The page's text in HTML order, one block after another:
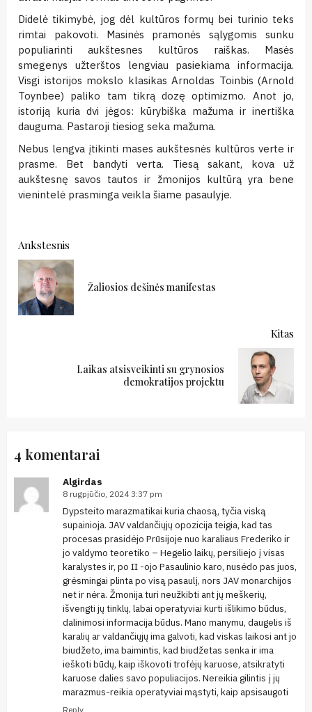
Didelė tikimybė, jog dėl kultūros formų bei turinio teks
rimtai pakovoti. Masinės pramonės sąlygomis sunku
populiarinti aukštesnes kultūros raiškas. Masės
smegenys užterštos lengviau pasiekiama informacija.
Visgi istorijos mokslo klasikas Arnoldas Toinbis (Arnold
Toynbee) paliko tam tikrą dozę optimizmo. Anot jo,
istoriją kuria dvi jėgos: kūrybiška mažuma ir inertiška
dauguma. Pastaroji tiesiog seka mažuma.
Nebus lengva įtikinti mases aukštesnės kultūros verte ir
prasme. Bet bandyti verta. Tiesą sakant, kova už
aukštesnę savos tautos ir žmonijos kultūrą yra bene
vienintelė prasminga veikla šiame pasaulyje.
Continue
Reading
Ankstesnis
Žaliosios dešinės manifestas
Kitas
Laikas atsisveikinti su grynosios
demokratijos projektu
4 komentarai
Algirdas
8 rugpjūčio, 2024 3:37 pm
Dypsteito marazmatikai kuria chaosą, tyčia viską
supainioja. JAV valdančiųjų opozicija teigia, kad tas
procesas prasidėjo Prūsijoje nuo karaliaus Frederiko ir
jo valdymo teoretiko – Hegelio laikų, persiliejo į visas
karalystes ir, po II -ojo Pasaulinio karo, nusėdo pas juos,
grėsmingai plinta po visą pasaulį, nors JAV monarchijos
net ir nėra. Žmonija turi neužkibti ant jų meškerių,
išvengti jų tinklų, labai operatyviai kurti išlikimo būdus,
dalinimosi informacija būdus. Mano manymu, daugelis iš
karalių ar valdančiųjų ima galvoti, kad viskas laikosi ant jo
biudžeto, ima baimintis, kad biudžetas senka ir ima
ieškoti būdų, kaip iškovoti trofėjų karuose, atsikratyti
karuose dalies savo populiacijos. Nereikia gilintis į jų
marazmus-reikia operatyviai mąstyti, kaip apsisaugoti
Reply